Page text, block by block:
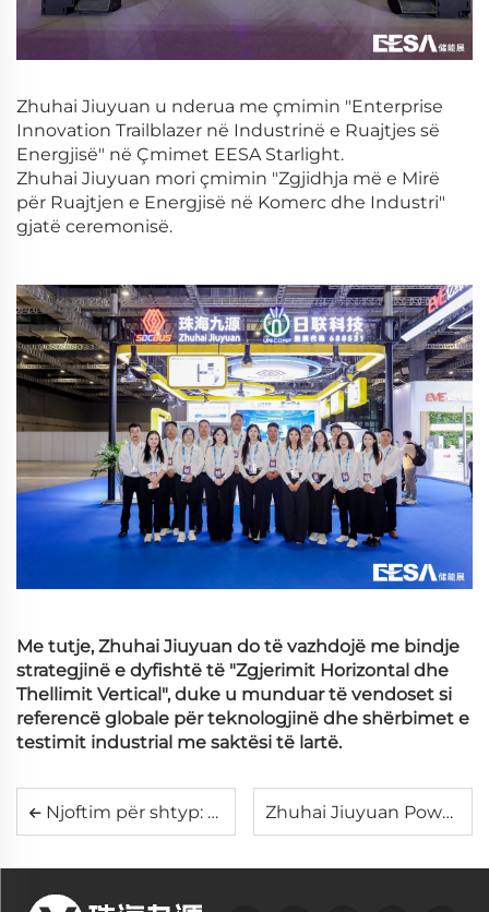
Zhuhai Jiuyuan u nderua me çmimin "Enterprise
Innovation Trailblazer në Industrinë e Ruajtjes së
Energjisë" në Çmimet EESA Starlight.
Zhuhai Jiuyuan mori çmimin "Zgjidhja më e Mirë
për Ruajtjen e Energjisë në Komerc dhe Industri"
gjatë ceremonisë.
Me tutje, Zhuhai Jiuyuan do të vazhdojë me bindje
strategjinë e dyfishtë të "Zgjerimit Horizontal dhe
Thellimit Vertical", duke u munduar të vendoset si
referencë globale për teknologjinë dhe shërbimet e
testimit industrial me saktësi të lartë.
Njoftim për shtyp: Ekipi Jiuyuan viziton selinë e UNICOMP-it për të thelluar bashkëpunimin dhe shkëmbimin industrial Zhuhai Jiuyuan Power Electronics Technology Co., Ltd.